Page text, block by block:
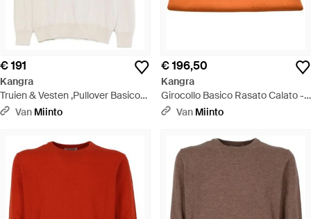
€ 191
Kangra
Truien & Vesten ,Pullover Basico
Rasato Calato - Wit
Van Miinto
€ 196,50
Kangra
Girocollo Basico Rasato Calato -
Oranje
Van Miinto